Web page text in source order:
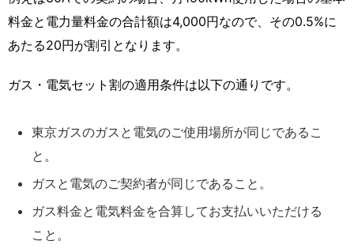
料金と電力量料金の合計額は4,000円なので、その0.5%に
あたる20円が割引となります。
ガス・電気セット割の適用条件は以下の通りです。
東京ガスのガスと電気のご使用場所が同じであるこ
と。
ガスと電気のご契約者が同じであること。
ガス料金と電気料金を合算してお支払いいただける
こと。